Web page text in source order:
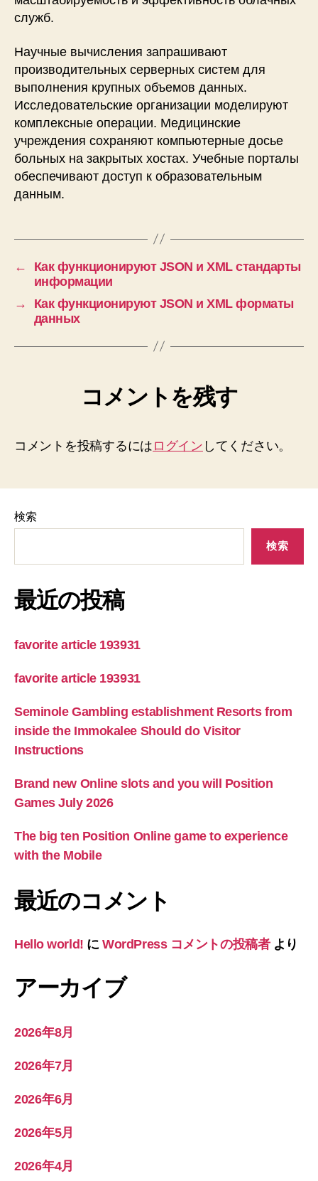
служб.
Научные вычисления запрашивают
производительных серверных систем для
выполнения крупных объемов данных.
Исследовательские организации моделируют
комплексные операции. Медицинские
учреждения сохраняют компьютерные досье
больных на закрытых хостах. Учебные порталы
обеспечивают доступ к образовательным
данным.
←
Как функционируют JSON и XML стандарты
информации
→
Как функционируют JSON и XML форматы
данных
コメントを残す
コメントを投稿するには ログイン してください。
検索
検索
最近の投稿
favorite article 193931
favorite article 193931
Seminole Gambling establishment Resorts from
inside the Immokalee Should do Visitor
Instructions
Brand new Online slots and you will Position
Games July 2026
The big ten Position Online game to experience
with the Mobile
最近のコメント
Hello world! にWordPress コメントの投稿者より
アーカイブ
2026年8月
2026年7月
2026年6月
2026年5月
2026年4月